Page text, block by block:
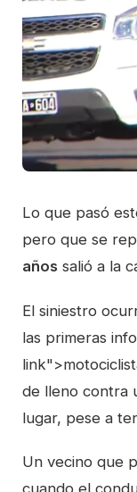
Lo que pasó
pero que se
años salió a la
El siniestro
las primeras
de lleno contra
lugar, pese a
Un vecino que
cuando el